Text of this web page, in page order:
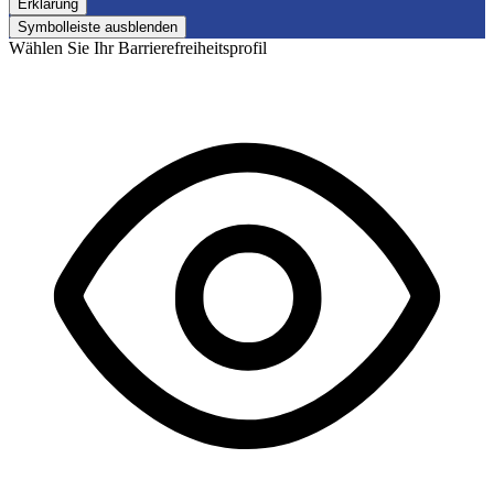
Erklärung
Symbolleiste ausblenden
Wählen Sie Ihr Barrierefreiheitsprofil